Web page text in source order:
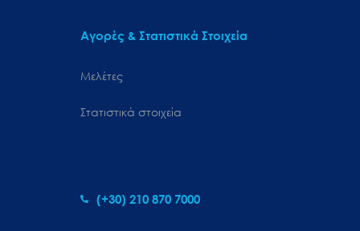
Αγορές & Στατιστικά Στοιχεία
Μελέτες
Στατιστικά στοιχεία
(+30) 210 870 7000